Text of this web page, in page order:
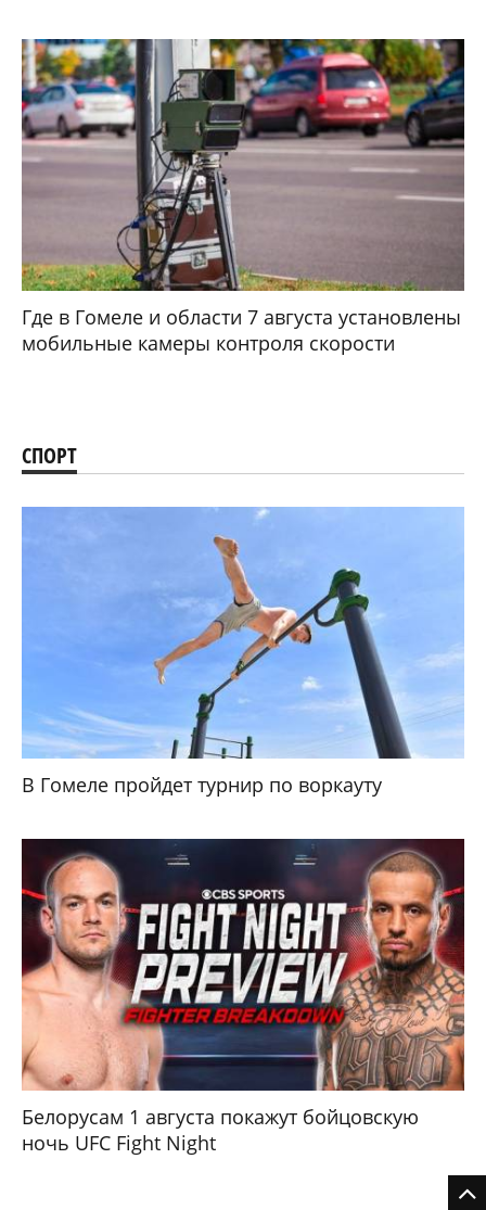
Где в Гомеле и области 7 августа установлены
мобильные камеры контроля скорости
СПОРТ
В Гомеле пройдет турнир по воркауту
Белорусам 1 августа покажут бойцовскую
ночь UFC Fight Night